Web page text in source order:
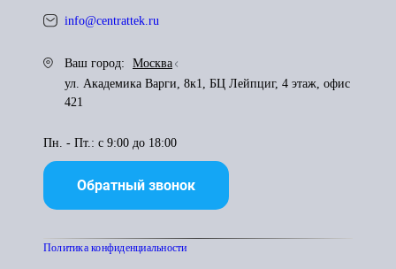
info@centrattek.ru
Ваш город:
Москва
ул. Академика Варги, 8к1, БЦ Лейпциг, 4 этаж, офис
421
Пн. - Пт.: с 9:00 до 18:00
Обратный звонок
Политика конфиденциальности